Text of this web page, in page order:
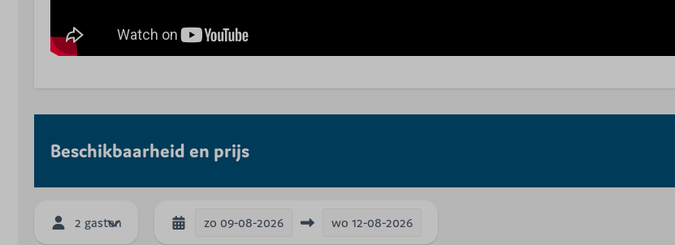
Beschikbaarheid en prijs
2 gasten zo 09-08-2026 wo 12-08-2026